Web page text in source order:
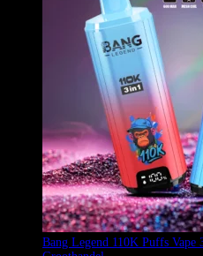
Bang Legend 110K Puffs Vape